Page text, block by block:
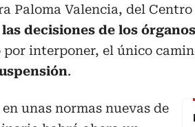
Paloma Valencia, del
decisiones de los
interponer, el único
.
en unas normas nuevas de